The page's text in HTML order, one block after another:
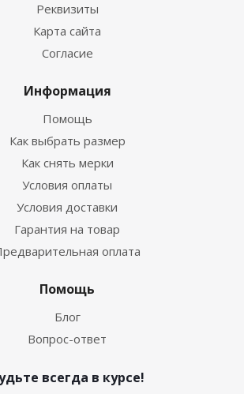
Реквизиты
Карта сайта
Согласие
Информация
Помощь
Как выбрать размер
Как снять мерки
Условия оплаты
Условия доставки
Гарантия на товар
оплата
Помощь
Блог
Вопрос-ответ
всегда в курсе!